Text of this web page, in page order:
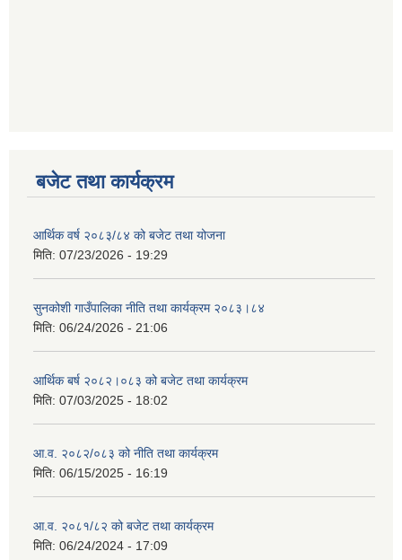
बजेट तथा कार्यक्रम
आर्थिक वर्ष २०८३/८४ को बजेट तथा योजना
मिति: 07/23/2026 - 19:29
सुनकोशी गाउँपालिका नीति तथा कार्यक्रम २०८३।८४
मिति: 06/24/2026 - 21:06
आर्थिक बर्ष २०८२।०८३ को बजेट तथा कार्यक्रम
मिति: 07/03/2025 - 18:02
आ.व. २०८२/०८३ को नीति तथा कार्यक्रम
मिति: 06/15/2025 - 16:19
आ.व. २०८१/८२ को बजेट तथा कार्यक्रम
मिति: 06/24/2024 - 17:09